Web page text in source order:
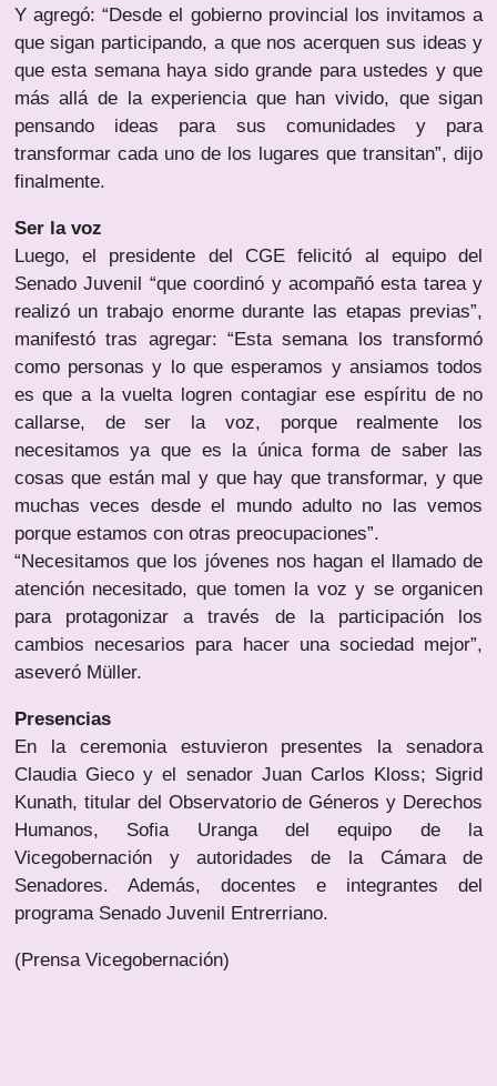
Y agregó: “Desde el gobierno provincial los invitamos a
que sigan participando, a que nos acerquen sus ideas y
que esta semana haya sido grande para ustedes y que
más allá de la experiencia que han vivido, que sigan
pensando ideas para sus comunidades y para
transformar cada uno de los lugares que transitan”, dijo
finalmente.
Ser la voz
Luego, el presidente del CGE felicitó al equipo del
Senado Juvenil “que coordinó y acompañó esta tarea y
realizó un trabajo enorme durante las etapas previas”,
manifestó tras agregar: “Esta semana los transformó
como personas y lo que esperamos y ansiamos todos
es que a la vuelta logren contagiar ese espíritu de no
callarse, de ser la voz, porque realmente los
necesitamos ya que es la única forma de saber las
cosas que están mal y que hay que transformar, y que
muchas veces desde el mundo adulto no las vemos
porque estamos con otras preocupaciones”.
“Necesitamos que los jóvenes nos hagan el llamado de
atención necesitado, que tomen la voz y se organicen
para protagonizar a través de la participación los
cambios necesarios para hacer una sociedad mejor”,
aseveró Müller.
Presencias
En la ceremonia estuvieron presentes la senadora
Claudia Gieco y el senador Juan Carlos Kloss; Sigrid
Kunath, titular del Observatorio de Géneros y Derechos
Humanos, Sofia Uranga del equipo de la
Vicegobernación y autoridades de la Cámara de
Senadores. Además, docentes e integrantes del
programa Senado Juvenil Entrerriano.
(Prensa Vicegobernación)